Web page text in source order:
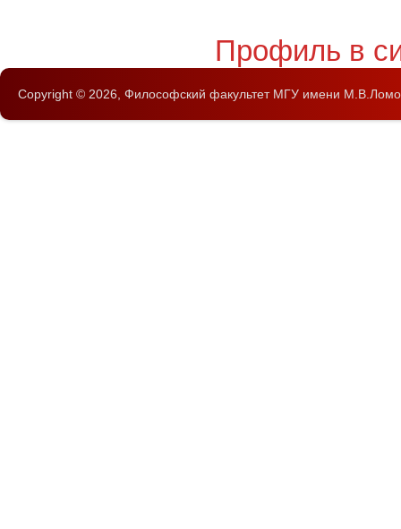
Профиль в
Copyright © 2026, Философский факультет МГУ имени